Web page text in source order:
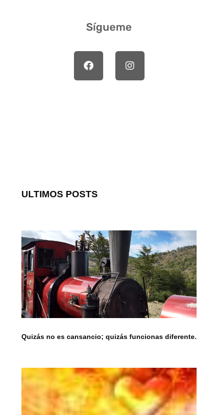
Sígueme
ULTIMOS POSTS
Quizás no es cansancio; quizás funcionas diferente.